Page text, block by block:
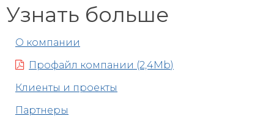
Узнать больше
О компании
Профайл компании (2,4Mb)
Клиенты и проекты
Партнеры